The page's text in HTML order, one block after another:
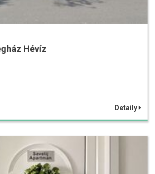
Hévíz
Detaily